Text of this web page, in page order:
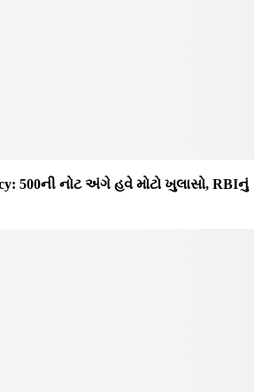
500ની નોટ અંગે હવે મોટો ખુલાસો, RBIનું